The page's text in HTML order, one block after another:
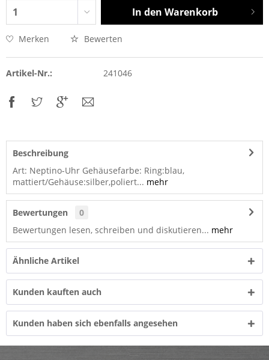
In den Warenkorb
Merken Bewerten
Artikel-Nr.: 241046
Beschreibung
Art: Neptino-Uhr Gehäusefarbe: Ring:blau,
mattiert/Gehäuse:silber,poliert... mehr
Bewertungen
0
Bewertungen lesen, schreiben und diskutieren... mehr
Ähnliche Artikel
Kunden kauften auch
Kunden haben sich ebenfalls angesehen